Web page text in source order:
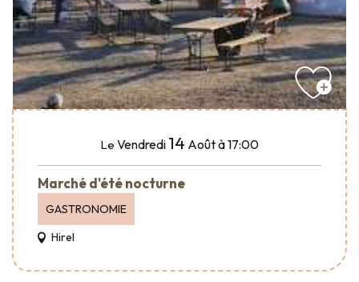
Le Vendredi 14 Aoûtà 17:00
Marché d'été nocturne
GASTRONOMIE
Hirel